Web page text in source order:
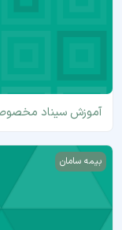
آموزش سیناد
بیمه های درمان تکمیلی
بیمه سامان